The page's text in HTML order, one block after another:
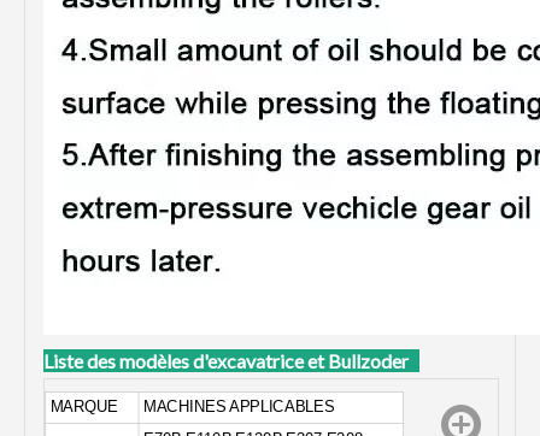
Liste des modèles d'excavatrice et Bullzoder
MARQUE MACHINES APPLICABLES